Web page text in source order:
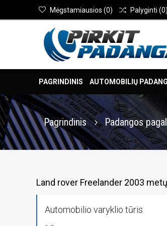
Mėgstamiausios (0) Palyginti (0)
PAGRINDINIS AUTOMOBILIŲ
Pagrindinis Padangos
Land rover Freelander 2003
Automobilio varyklio tūris